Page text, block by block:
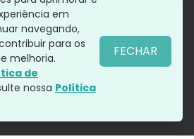
de privacidade
em
navegando,
para os
melhoria.
de
nossa Política
FECHAR